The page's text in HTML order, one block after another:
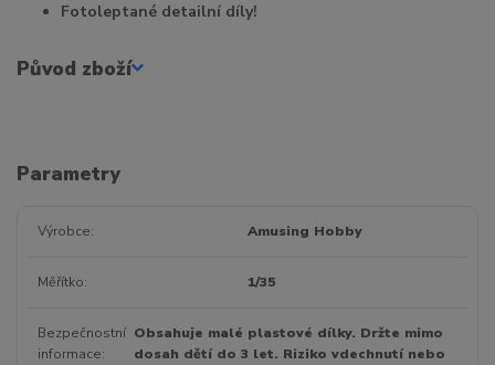
Fotoleptané detailní díly!
Původ zboží
Parametry
Výrobce Amusing Hobby
Měřítko 1/35
Bezpečnostní
informace
Obsahuje malé plastové dílky. Držte mimo
dosah dětí do 3 let. Riziko vdechnutí nebo